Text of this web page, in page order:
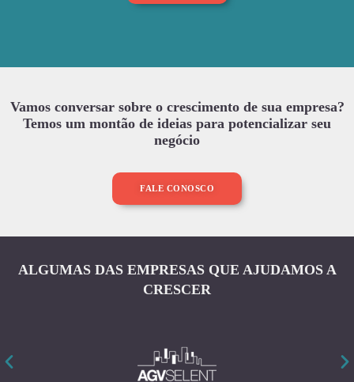
Vamos conversar sobre o crescimento de sua empresa?
Temos um montão de ideias para potencializar seu
negócio
FALE CONOSCO
ALGUMAS DAS EMPRESAS QUE AJUDAMOS A
CRESCER